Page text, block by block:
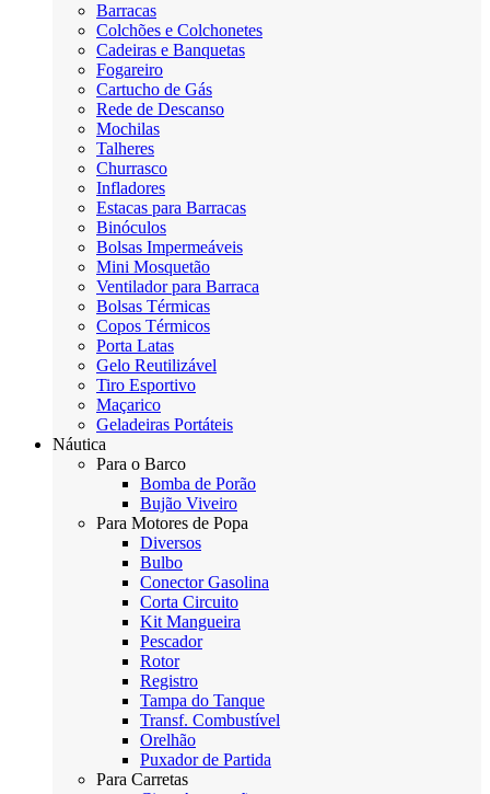
Barracas
Colchões e Colchonetes
Cadeiras e Banquetas
Fogareiro
Cartucho de Gás
Rede de Descanso
Mochilas
Talheres
Churrasco
Infladores
Estacas para Barracas
Binóculos
Bolsas Impermeáveis
Mini Mosquetão
Ventilador para Barraca
Bolsas Térmicas
Copos Térmicos
Porta Latas
Gelo Reutilizável
Tiro Esportivo
Maçarico
Geladeiras Portáteis
Náutica
Para o Barco
Bomba de Porão
Bujão Viveiro
Para Motores de Popa
Diversos
Bulbo
Conector Gasolina
Corta Circuito
Kit Mangueira
Pescador
Rotor
Registro
Tampa do Tanque
Transf. Combustível
Orelhão
Puxador de Partida
Para Carretas